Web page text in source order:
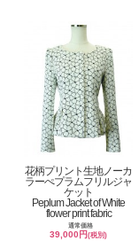
花柄プリント生地ノーカ
ラーぺプラムフリルジャ
ケット
Peplum Jacket of White
flower print fabric
通常価格
39,000円(税別)